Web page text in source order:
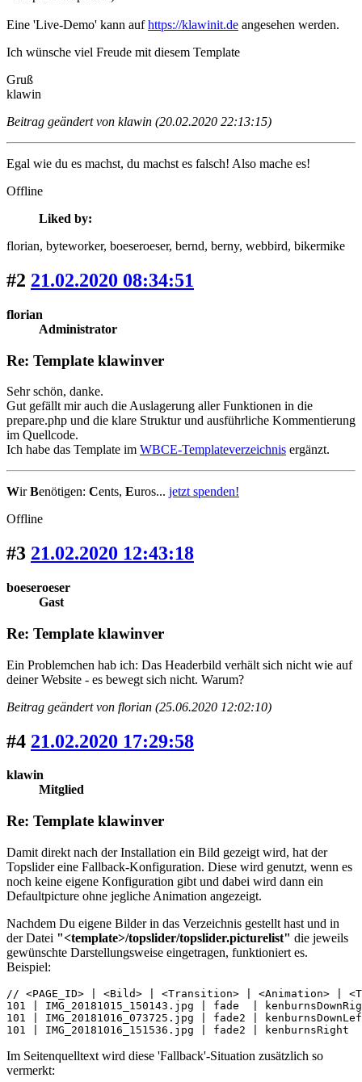
Eine 'Live-Demo' kann aufhttps://klawinit.de angesehen werden.
Ich wünsche viel Freude mit diesem Template
Gruß
klawin
Beitrag geändert von klawin (20.02.2020 22:13:15)
Egal wie du es machst, du machst es falsch! Also mache es!
Offline
Liked by:
florian, byteworker, boeseroeser, bernd, berny, webbird, bikermike
#2 21.02.2020 08:34:51
florian
Administrator
Re: Template klawinver
Sehr schön, danke.
Gut gefällt mir auch die Auslagerung aller Funktionen in die
prepare.php und die klare Struktur und ausführliche Kommentierung
im Quellcode.
Ich habe das Template im WBCE-Templateverzeichnis ergänzt.
WirBenötigen: Cents, Euros... jetzt spenden!
Offline
#3 21.02.2020 12:43:18
boeseroeser
Gast
Re: Template klawinver
Ein Problemchen hab ich: Das Headerbild verhält sich nicht wie auf
deiner Website - es bewegt sich nicht. Warum?
Beitrag geändert von florian (25.06.2020 12:02:10)
#4 21.02.2020 17:29:58
klawin
Mitglied
Re: Template klawinver
Damit direkt nach der Installation ein Bild gezeigt wird, hat der
Topslider eine Fallback-Konfiguration. Diese wird genutzt, wenn es
noch keine eigene Konfiguration gibt und dabei wird dann ein
Defaultpicture ohne jegliche Animation angezeigt.
Nachdem Du eigene Bilder in das Verzeichnis gestellt hast und in
der Datei "<template>/topslider/topslider.picturelist" die jeweils
gewünschte Darstellungsweise eingetragen, funktioniert es.
Beispiel:
// <PAGE_ID> | <Bild> | <Transition> | <Animation> |
101 | IMG_20181015_150143.jpg | fade  |
101 | IMG_20181016_073725.jpg | fade2 |
101 | IMG_20181016_151536.jpg | fade2 |
Im Seitenquelltext wird diese 'Fallback'-Situation zusätzlich so
vermerkt: